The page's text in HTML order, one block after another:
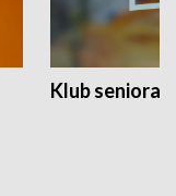
Klub seniora